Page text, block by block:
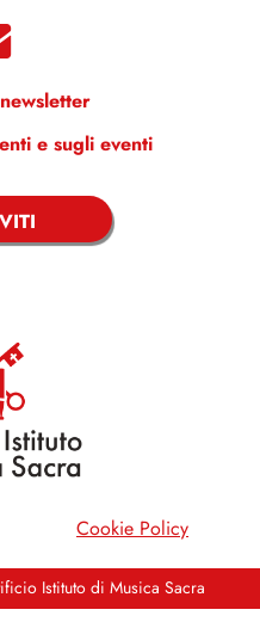
e sugli eventi
Cookie Policy
Istituto di Musica Sacra